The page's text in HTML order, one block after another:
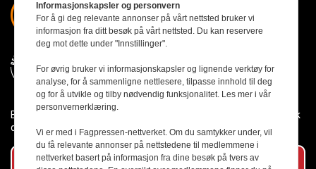
Byggmesteren følger Vær Varsom-plakaten og presseetikken slik
den er nedfelt i Redaktørplakaten.
Abonner på vårt nyhetsbrev
Informasjonskapsler og personvern
For å gi deg relevante annonser på vårt nettsted bruker vi
informasjon fra ditt besøk på vårt nettsted. Du kan reservere
deg mot dette under "Innstillinger".
For øvrig bruker vi informasjonskapsler og lignende verktøy for
analyse, for å sammenligne nettlesere, tilpasse innhold til deg
og for å utvikle og tilby nødvendig funksjonalitet. Les mer i vår
personvernerklæring.
Vi er med i Fagpressen-nettverket. Om du samtykker under, vil
du få relevante annonser på nettstedene til medlemmene i
nettverket basert på informasjon fra dine besøk på tvers av